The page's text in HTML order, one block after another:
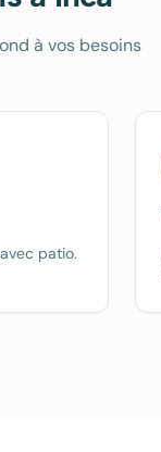
à vos besoins
patio.